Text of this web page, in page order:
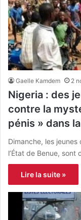
Gaelle Kamdem 2
Nigeria : des
contre la
pénis » dans
Dimanche, les
l’État de Benue,
Lire la suite »